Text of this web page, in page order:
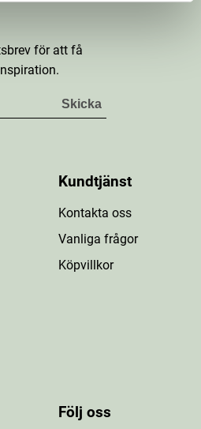
för att få
Kundtjänst
Kontakta oss
Vanliga frågor
Köpvillkor
Följ oss